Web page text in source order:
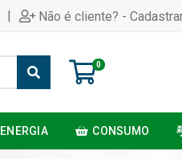
| Não é cliente? -
0
ENERGIA CONSUMO